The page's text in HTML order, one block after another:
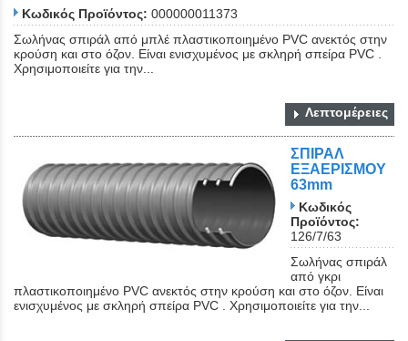
Κωδικός Προϊόντος: 000000011373
Σωλήνας σπιράλ από μπλέ πλαστικοποιημένο PVC ανεκτός στην
κρούση και στο όζον. Είναι ενισχυμένος με σκληρή σπείρα PVC .
Χρησιμοποιείτε για την...
Λεπτομέρειες
ΣΠΙΡΑΛ
ΕΞΑΕΡΙΣΜΟΥ
63mm
Κωδικός
Προϊόντος:
126/7/63
Σωλήνας σπιράλ
από γκρι
πλαστικοποιημένο PVC ανεκτός στην κρούση και στο όζον. Είναι
ενισχυμένος με σκληρή σπείρα PVC . Χρησιμοποιείτε για την...